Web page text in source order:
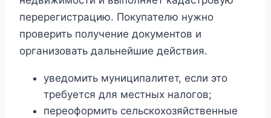
перерегистрацию. Покупателю нужно
проверить получение документов и
организовать дальнейшие действия.
уведомить муниципалитет, если это
требуется для местных налогов;
переоформить сельскохозяйственные